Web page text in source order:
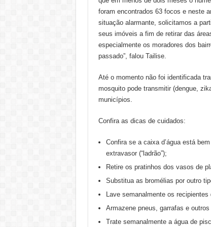
foram encontrados 63 focos e neste
situação alarmante, solicitamos a
seus imóveis a fim de retirar das
especialmente os moradores dos
passado”, falou Tailise.
Até o momento não foi identificada
mosquito pode transmitir (dengue,
municípios.
Confira as dicas de cuidados:
Confira se a caixa d’água está
extravasor (“ladrão”);
Retire os pratinhos dos vasos de
Substitua as bromélias por outro
Lave semanalmente os
Armazene pneus, garrafas e
Trate semanalmente a água de